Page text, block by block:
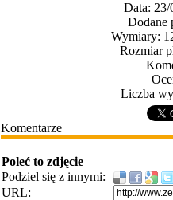
Data: 23/
Dodane
Wymiary:
Rozmiar
Liczba
Komentarze
Poleć to zdjęcie
Podziel się z innymi:
URL: